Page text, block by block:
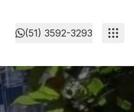
(51) 3592-3293